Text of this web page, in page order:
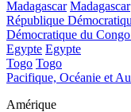
Madagascar Madagascar
République
Démocratique du
Egypte Egypte
Togo Togo
Pacifique, Océanie et
Amérique